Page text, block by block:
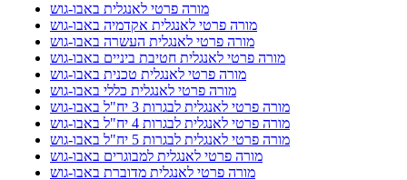
מורה פרטי לאנגלית באבו-גוש
מורה פרטי לאנגלית אקדמיה באבו-גוש
מורה פרטי לאנגלית העשרה באבו-גוש
מורה פרטי לאנגלית חטיבת ביניים באבו-גוש
מורה פרטי לאנגלית טכנית באבו-גוש
מורה פרטי לאנגלית כללי באבו-גוש
מורה פרטי לאנגלית לבגרות 3 יח"ל באבו-גוש
מורה פרטי לאנגלית לבגרות 4 יח"ל באבו-גוש
מורה פרטי לאנגלית לבגרות 5 יח"ל באבו-גוש
מורה פרטי לאנגלית למבוגרים באבו-גוש
מורה פרטי לאנגלית מדוברת באבו-גוש